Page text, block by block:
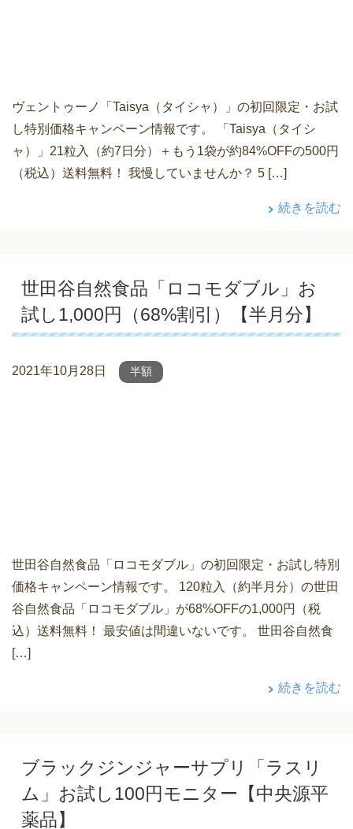
ヴェントゥーノ「Taisya（タイシャ）」の初回限定・お試
し特別価格キャンペーン情報です。 「Taisya（タイシ
ャ）」21粒入（約7日分）＋もう1袋が約84%OFFの500円
（税込）送料無料！ 我慢していませんか？ 5 […]
続きを読む
世田谷自然食品「ロコモダブル」お
試し1,000円（68%割引）【半月分】
2021年10月28日 半額
世田谷自然食品「ロコモダブル」の初回限定・お試し特別
価格キャンペーン情報です。 120粒入（約半月分）の世田
谷自然食品「ロコモダブル」が68%OFFの1,000円（税
込）送料無料！ 最安値は間違いないです。 世田谷自然食
[…]
続きを読む
ブラックジンジャーサプリ「ラスリ
ム」お試し100円モニター【中央源平
薬品】